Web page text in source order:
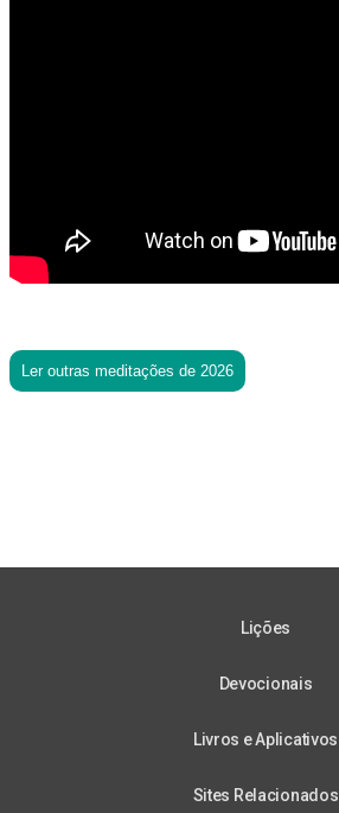
Ler outras meditações de 2026
Lições
Devocionais
Livros e Aplicativos
Sites Relacionados